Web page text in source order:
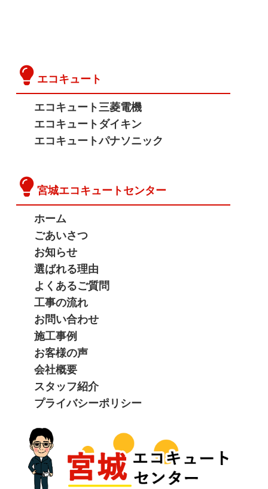
宮城エコキュートセンター
ホーム
ごあいさつ
お知らせ
選ばれる理由
よくあるご質問
工事の流れ
お問い合わせ
施工事例
お客様の声
会社概要
スタッフ紹介
プライバシーポリシー
エコキュート
エコキュート三菱電機
エコキュートダイキン
エコキュートパナソニック